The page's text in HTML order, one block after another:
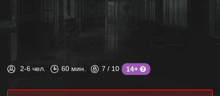
2-6 чел. 60 мин. 7 / 10 14+